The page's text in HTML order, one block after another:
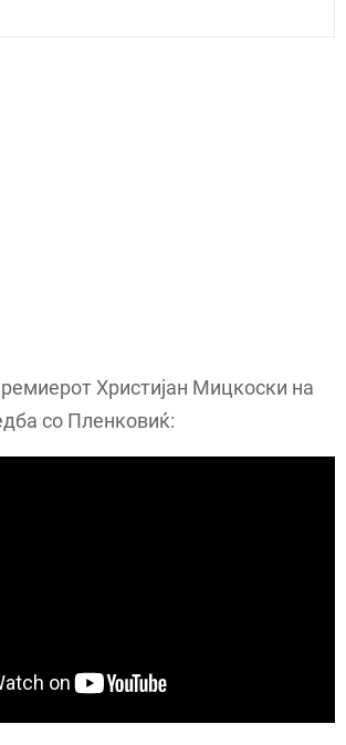
Христијан Мицкоски на
со Пленковиќ: